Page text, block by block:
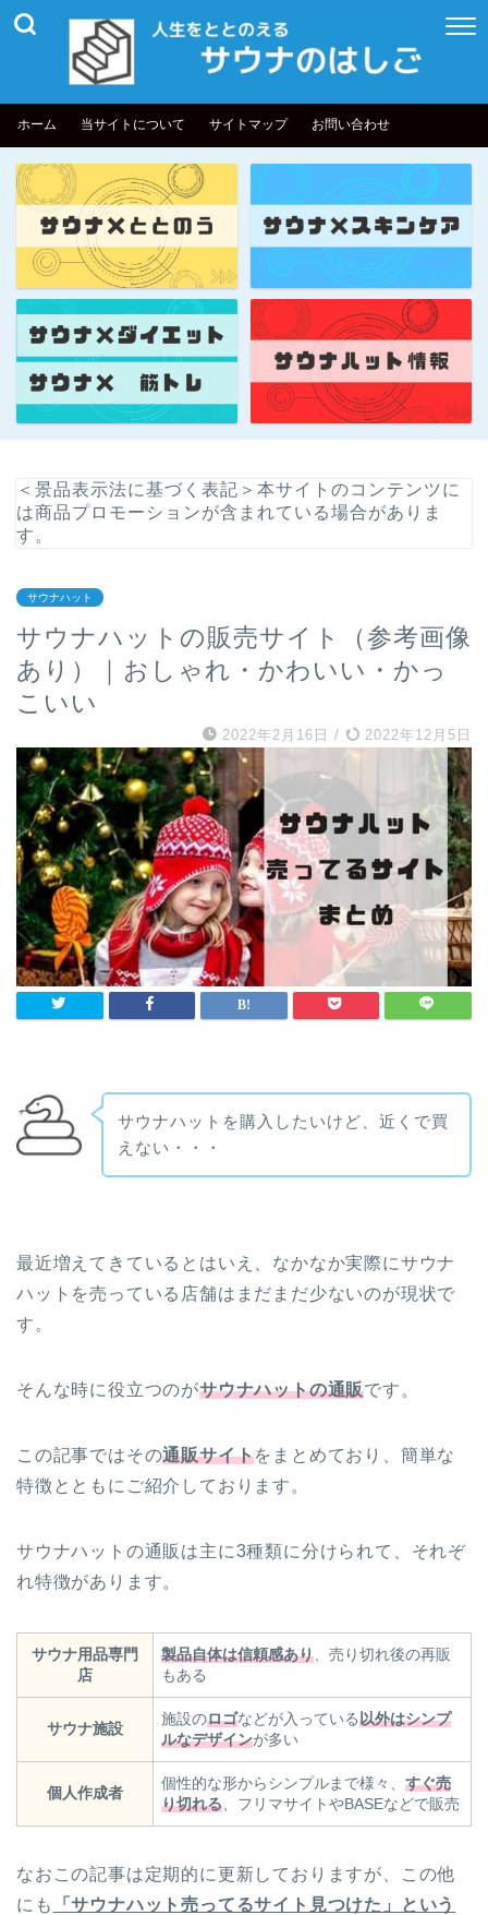
ホーム 当サイトについて サイトマップ お問い合わせ
＜景品表示法に基づく表記＞本サイトのコンテンツに
は商品プロモーションが含まれている場合がありま
す。
サウナハット
サウナハットの販売サイト（参考画像
あり）｜おしゃれ・かわいい・かっ
こいい
2022年2月16日 / 2022年12月5日
サウナハットを購入したいけど、近くで買
えない・・・
最近増えてきているとはいえ、なかなか実際にサウナ
ハットを売っている店舗はまだまだ少ないのが現状で
す。
そんな時に役立つのがサウナハットの通販です。
この記事ではその通販サイトをまとめており、簡単な
特徴とともにご紹介しております。
サウナハットの通販は主に3種類に分けられて、それぞ
れ特徴があります。
サウナ用品専門
店
製品自体は信頼感あり 、売り切れ後の再販
もある
サウナ施設
施設のロゴなどが入っている以外はシンプ
ルなデザインが多い
個人作成者
個性的な形からシンプルまで様々、 すぐ売
り切れる 、フリマサイトやBASEなどで販売
なおこの記事は定期的に更新しておりますが、この他
にも
「サウナハット売ってるサイト見つけた」という